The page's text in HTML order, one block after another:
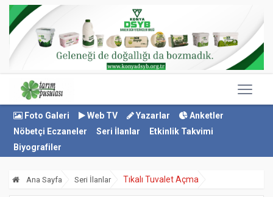
Foto Galeri Web TV Yazarlar
Anketler
Nöbetçi Eczaneler
Seri İlanlar
Etkinlik Takvimi
Biyografiler
Ana Sayfa Seri İlanlar Tıkalı Tuvalet Açma